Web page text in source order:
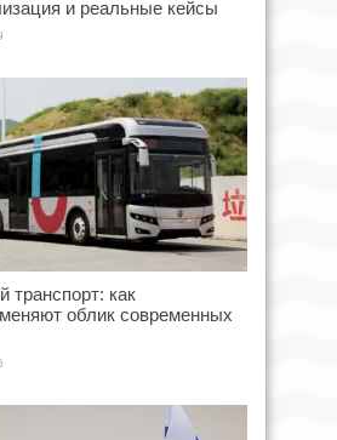
и реальные кейсы
транспорт: как
облик современных